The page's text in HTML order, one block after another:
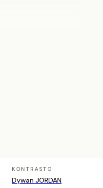
KONTRASTO
Dywan JORDAN